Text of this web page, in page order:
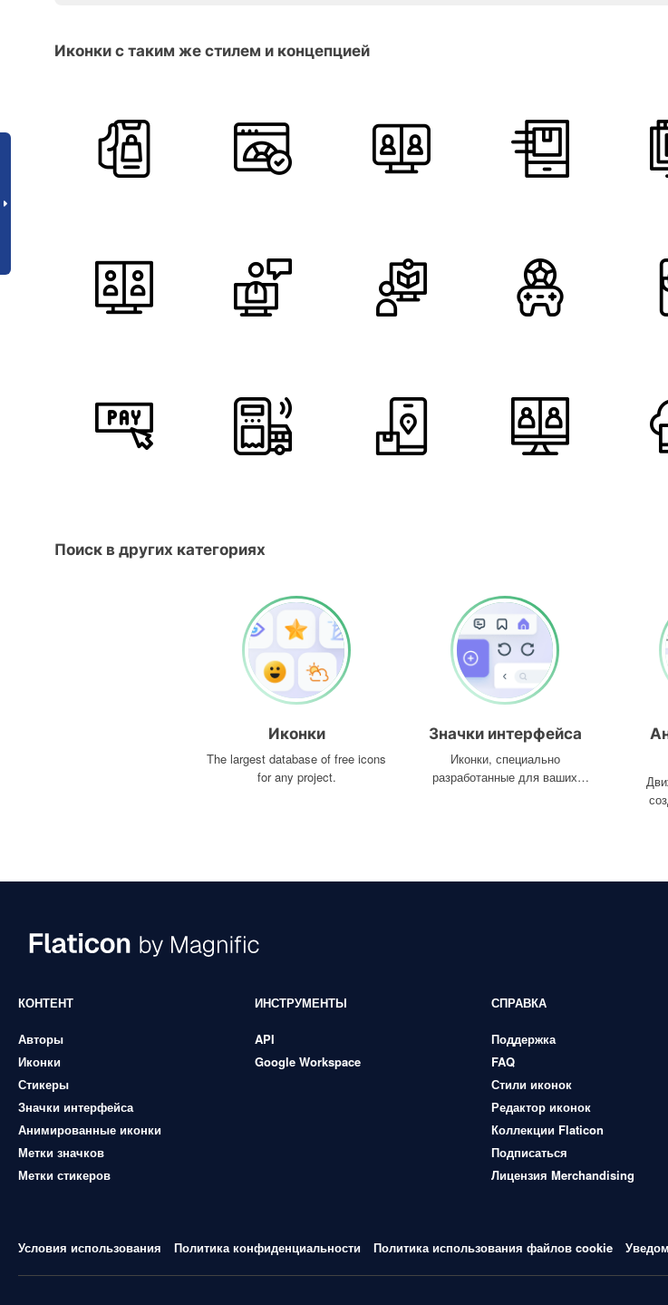
Иконки с таким же стилем и концепцией
Поиск в других категориях
Иконки
The largest database of free icons
for any project.
Значки интерфейса
Иконки, специально
разработанные для ваших
КОНТЕНТ
Авторы
Иконки
Стикеры
Значки интерфейса
Анимированные иконки
Метки значков
Метки стикеров
ИНСТРУМЕНТЫ
API
Google Workspace
СПРАВКА
Поддержка
FAQ
Стили иконок
Редактор иконок
Коллекции Flaticon
Подписаться
Лицензия Merchandising
Условия использования Политика конфиденциальности Политика использования файлов cookie